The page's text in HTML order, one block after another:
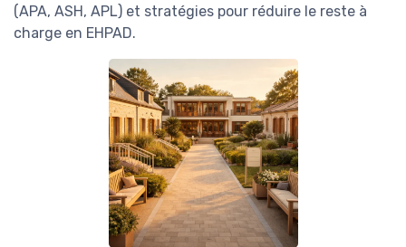
(APA, ASH, APL) et stratégies pour réduire le reste à
charge en EHPAD.